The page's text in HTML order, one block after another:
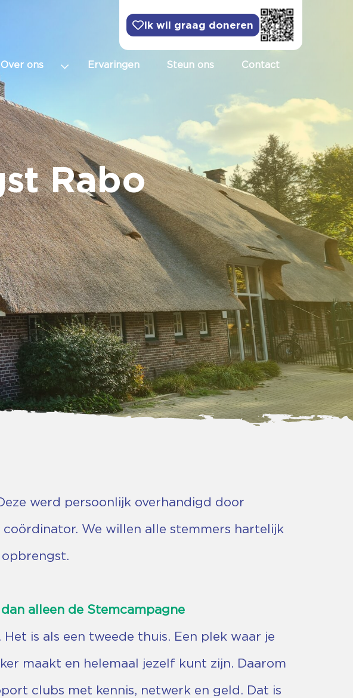
Ik wil graag doneren
Over ons Ervaringen Steun ons Contact
Rabo
werd persoonlijk overhandigd door
We willen alle stemmers hartelijk
alleen de Stemcampagne
is als een tweede thuis. Een plek waar je
maakt en helemaal jezelf kunt zijn. Daarom
clubs met kennis, netwerk en geld. Dat is